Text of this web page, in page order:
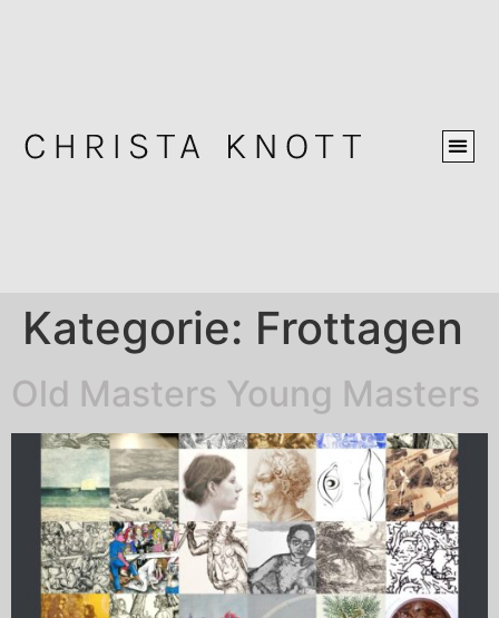
Kategorie: Frottagen
Old Masters Young Masters